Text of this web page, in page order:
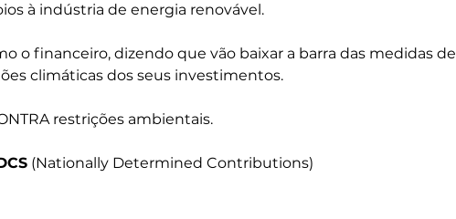
à indústria de energia renovável.
o financeiro, dizendo que vão baixar a barra das medidas de
climáticas dos seus investimentos.
restrições ambientais.
(Nationally Determined Contributions)